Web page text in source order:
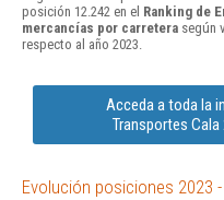
posición 12.242 en el Ranking de
mercancías por carretera según
respecto al año 2023.
Acceda a toda la
Transportes
Evolución posiciones 2023